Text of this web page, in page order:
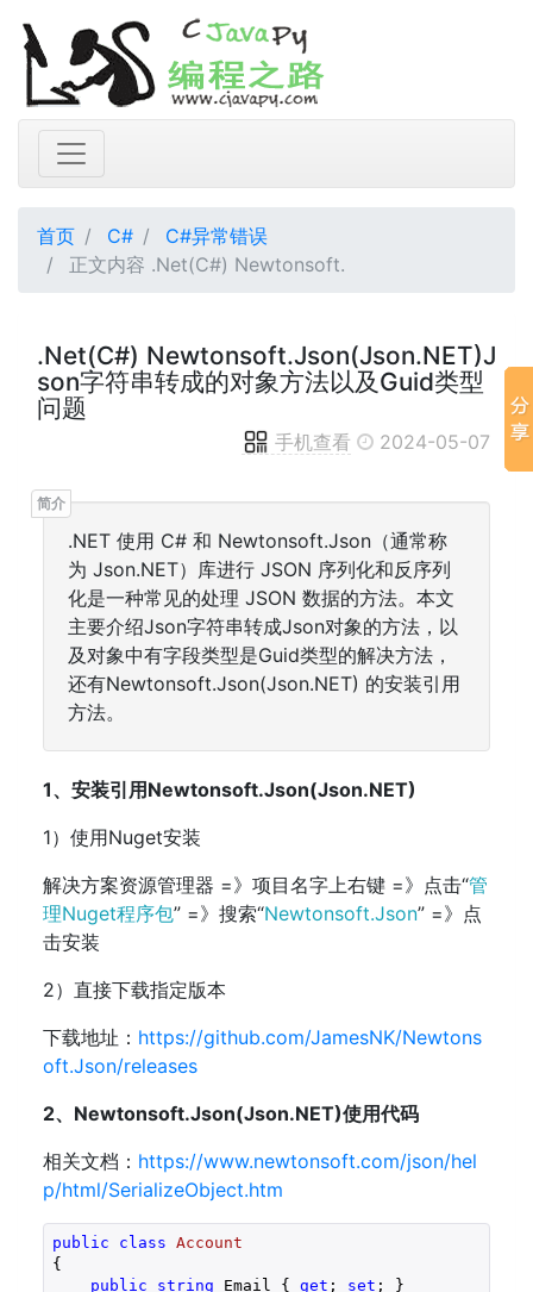
首页 C#
C#异常错误
正文内容 .Net(C#) Newtonsoft.
.Net(C#) Newtonsoft.Json(Json.NET)J
son字符串转成的对象方法以及Guid类型
问题
手机查看 2024-05-07
.NET 使用 C# 和 Newtonsoft.Json（通常称
为 Json.NET）库进行 JSON 序列化和反序列
化是一种常见的处理 JSON 数据的方法。本文
主要介绍Json字符串转成Json对象的方法，以
及对象中有字段类型是Guid类型的解决方法，
还有Newtonsoft.Json(Json.NET) 的安装引用
方法。
1、安装引用Newtonsoft.Json(Json.NET)
1）使用Nuget安装
解决方案资源管理器 =》项目名字上右键 =》点击“管
理Nuget程序包” =》搜索“Newtonsoft.Json” =》点
击安装
2）直接下载指定版本
下载地址： https://github.com/JamesNK/Newtons
oft.Json/releases
2、Newtonsoft.Json(Json.NET)使用代码
相关文档： https://www.newtonsoft.com/json/hel
p/html/SerializeObject.htm
public class Account
{
public
string Email { get ; set ; }